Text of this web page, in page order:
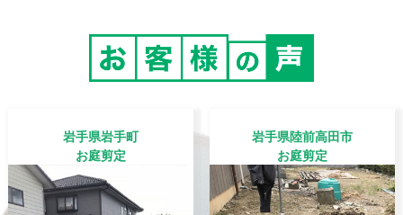
岩手県岩手町
お庭剪定
岩手県陸前高田市
お庭剪定